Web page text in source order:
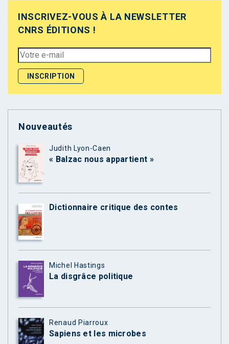
INSCRIVEZ-VOUS À LA NEWSLETTER
CNRS ÉDITIONS !
Nouveautés
Judith Lyon-Caen
« Balzac nous appartient »
Dictionnaire critique des contes
Michel Hastings
La disgrâce politique
Renaud Piarroux
Sapiens et les microbes